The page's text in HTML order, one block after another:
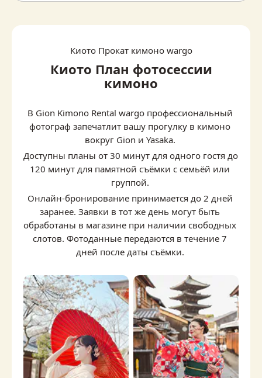
Киото Прокат кимоно wargo
Киото План фотосессии
кимоно
В Gion Kimono Rental wargo профессиональный
фотограф запечатлит вашу прогулку в кимоно
вокруг Gion и Yasaka.
Доступны планы от 30 минут для одного гостя до
120 минут для памятной съёмки с семьёй или
группой.
Онлайн-бронирование принимается до 2 дней
заранее. Заявки в тот же день могут быть
обработаны в магазине при наличии свободных
слотов. Фотоданные передаются в течение 7
дней после даты съёмки.